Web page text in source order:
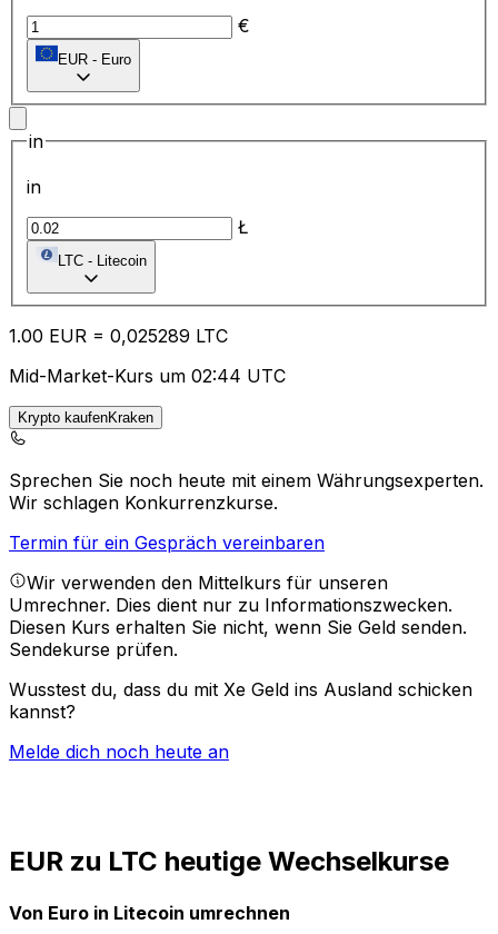
€
EUR - Euro
in
in
Ł
LTC - Litecoin
1.00 EUR = 0,025289 LTC
Mid-Market-Kurs um 02:44 UTC
Krypto kaufenKraken
Sprechen Sie noch heute mit einem Währungsexperten.
Wir schlagen Konkurrenzkurse.
Termin für ein Gespräch vereinbaren
Wir verwenden den Mittelkurs für unseren
Umrechner. Dies dient nur zu Informationszwecken.
Diesen Kurs erhalten Sie nicht, wenn Sie Geld senden.
Sendekurse prüfen.
Wusstest du, dass du mit Xe Geld ins Ausland schicken
kannst?
Melde dich noch heute an
EUR zu LTC heutige Wechselkurse
Von Euro in Litecoin umrechnen